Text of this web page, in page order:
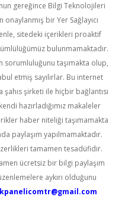
gereğince Bilgi Teknolojileri
bir Yer Sağlayıcı
sitedeki içerikleri proaktif
bulunmamaktadır.
sorumluluğunu taşımakta olup,
etmiş sayılırlar. Bu internet
şirketi ile hiçbir bağlantısı
hazırladığımız makaleler
haber niteliği taşımamakta
paylaşım yapılmamaktadır.
tamamen tesadüfidir.
ücretsiz bir bilgi paylaşım
aykırı olduğunu